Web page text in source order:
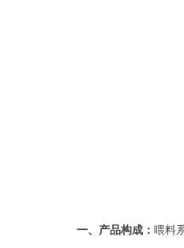
一、产品构成： 喂料